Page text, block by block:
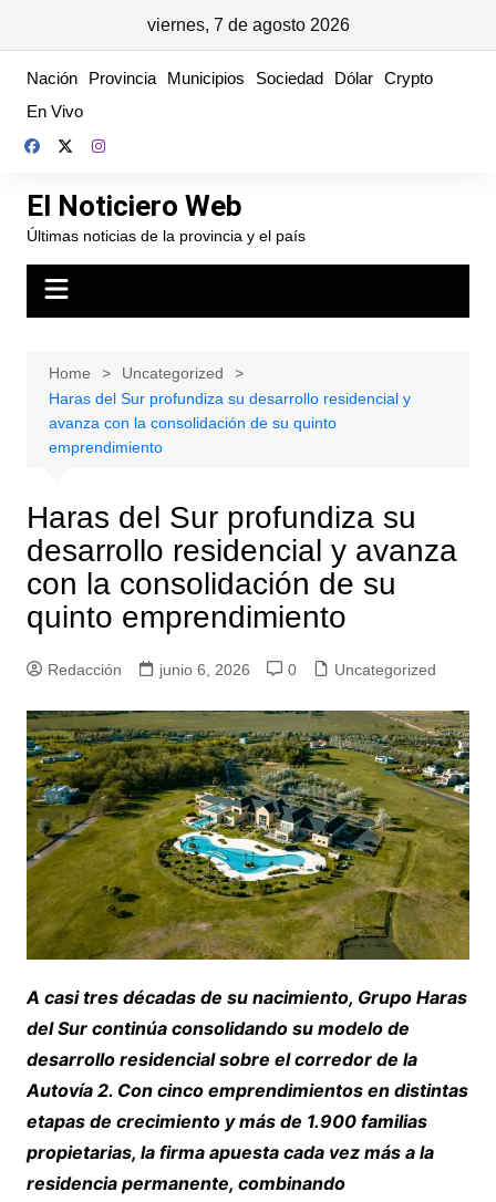
viernes, 7 de agosto 2026
content
Nación Provincia Municipios Sociedad Dólar Crypto
En Vivo
El Noticiero Web
Últimas noticias de la provincia y el país
Home
Uncategorized
Haras del Sur profundiza su desarrollo residencial y
avanza con la consolidación de su quinto
emprendimiento
Haras del Sur profundiza su
desarrollo residencial y avanza
con la consolidación de su
quinto emprendimiento
Redacción junio 6, 2026 0 Uncategorized
A casi tres décadas de su nacimiento, Grupo Haras
del Sur continúa consolidando su modelo de
desarrollo residencial sobre el corredor de la
Autovía 2. Con cinco emprendimientos en distintas
etapas de crecimiento y más de 1.900 familias
propietarias, la firma apuesta cada vez más a la
residencia permanente, combinando